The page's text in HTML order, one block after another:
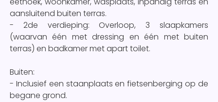
aansluitend buiten terras.
- 2de verdieping: Overloop, 3 slaapkamers
(waarvan één met dressing en één met buiten
terras) en badkamer met apart toilet.
Buiten:
- Inclusief een staanplaats en fietsenberging op de
begane grond.